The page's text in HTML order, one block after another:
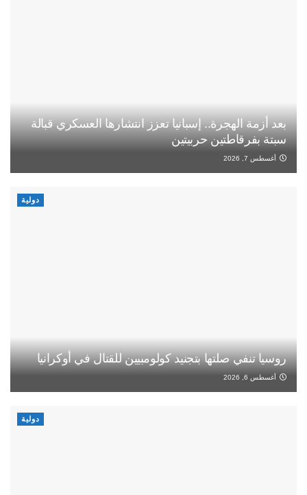
بعد أزمة الهجرة.. إسبانيا تعزز انتشارها العسكري قبالة
سبتة بفرقاطتين حربيتين
أغسطس 7, 2026
دولية
روسيا تنفي صلتها بتجنيد كولومبيين للقتال في أوكرانيا
أغسطس 6, 2026
دولية